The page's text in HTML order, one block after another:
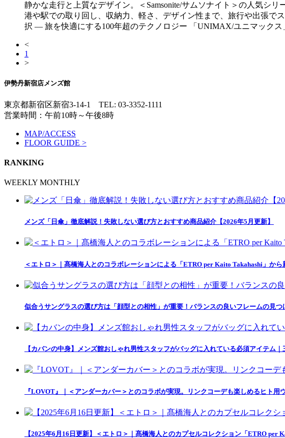
静かな走行と上質なデザイン。＜Samsonite/サムソナイト＞の人気シ
港や駅での取り回し、収納力、軽さ、デザイン性まで、旅行や出張で
択 — 旅を快適にする100年超のテクノロジー 「UNIMAX/ユニマック
<
1
>
伊勢丹新宿店メンズ館
東京都新宿区新宿3-14-1 TEL: 03-3352-1111
営業時間：午前10時～午後8時
MAP/ACCESS
FLOOR GUIDE >
RANKING
WEEKLY MONTHLY
メンズ「日傘」徹底解説！失敗しない選び方とおすすめ商品紹介【2026年5月更新】
＜エトロ＞｜髙橋海人とのコラボレーションによる「ETRO per Kaito Takahashi」から
似合うサングラスの選び方は「顔型との相性」が重要！バランスの良いフレームの見つ
【カバンの中身】メンズ館おしゃれ男性スタッフがバッグに入れている必須アイテム
『LOVOT』｜＜アンダーカバー＞とのコラボが実現。リンクコーデも楽しめるヒト用
【2025年6月16日更新】＜エトロ＞｜髙橋海人とのカプセルコレクション「ETRO per